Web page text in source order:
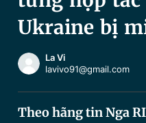
Sản phẩm khác
Ukraine bị
La Vi
lavivo91@gmail.com
Theo hãng tin Nga